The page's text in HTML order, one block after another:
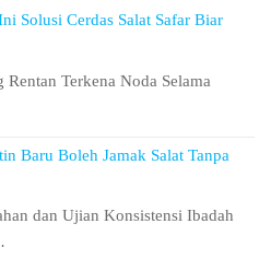
Solusi Cerdas Salat Safar Biar
Terkena Noda Selama
Baru Boleh Jamak Salat Tanpa
dan Ujian Konsistensi Ibadah